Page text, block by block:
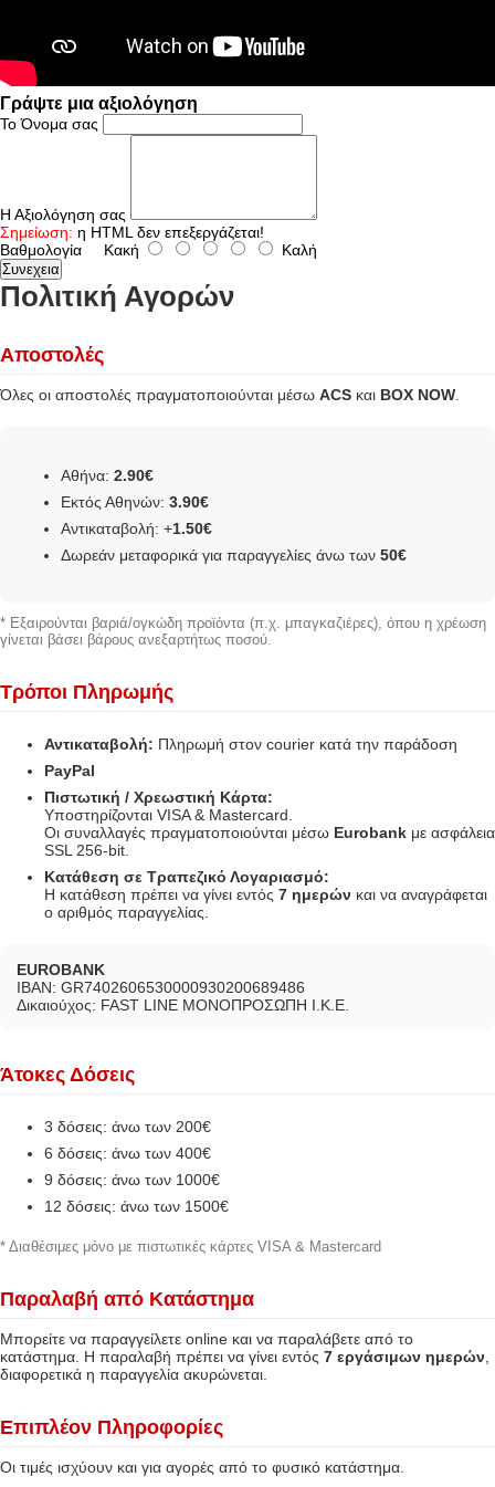
Γράψτε μια αξιολόγηση
Το Όνομα σας
Η Αξιολόγηση σας
Σημείωση: η HTML δεν επεξεργάζεται!
Βαθμολογία Κακή Καλή
Συνεχεια
Πολιτική Αγορών
Αποστολές
Όλες οι αποστολές πραγματοποιούνται μέσω ACS και BOX NOW
Αθήνα: 2.90€
Εκτός Αθηνών: 3.90€
Αντικαταβολή: +1.50€
Δωρεάν μεταφορικά για παραγγελίες άνω των 50€
* Εξαιρούνται βαριά/ογκώδη προϊόντα (π.χ. μπαγκαζιέρες), όπου η χρέωση
γίνεται βάσει βάρους ανεξαρτήτως ποσού.
Τρόποι Πληρωμής
Αντικαταβολή: Πληρωμή στον courier κατά την παράδοση
PayPal
Πιστωτική / Χρεωστική Κάρτα:
Υποστηρίζονται VISA & Mastercard.
Οι συναλλαγές πραγματοποιούνται μέσω Eurobank με ασφάλεια
SSL 256-bit.
Κατάθεση σε Τραπεζικό Λογαριασμό:
Η κατάθεση πρέπει να γίνει εντός 7 ημερών και να αναγράφεται
ο αριθμός παραγγελίας.
EUROBANK
IBAN: GR7402606530000930200689486
Δικαιούχος: FAST LINE ΜΟΝΟΠΡΟΣΩΠΗ Ι.Κ.Ε.
Άτοκες Δόσεις
3 δόσεις: άνω των 200€
6 δόσεις: άνω των 400€
9 δόσεις: άνω των 1000€
12 δόσεις: άνω των 1500€
* Διαθέσιμες μόνο με πιστωτικές κάρτες VISA & Mastercard
Παραλαβή από Κατάστημα
Μπορείτε να παραγγείλετε online και να παραλάβετε από το
κατάστημα. Η παραλαβή πρέπει να γίνει εντός 7 εργάσιμων ημερών
διαφορετικά η παραγγελία ακυρώνεται.
Επιπλέον Πληροφορίες
Οι τιμές ισχύουν και για αγορές από το φυσικό κατάστημα.